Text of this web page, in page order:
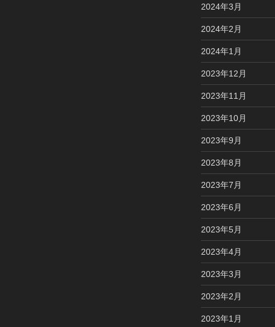
2024年3月
2024年2月
2024年1月
2023年12月
2023年11月
2023年10月
2023年9月
2023年8月
2023年7月
2023年6月
2023年5月
2023年4月
2023年3月
2023年2月
2023年1月